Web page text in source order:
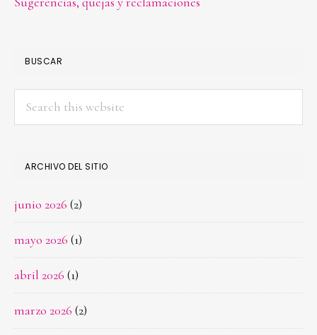
BUSCAR
ARCHIVO DEL SITIO
junio 2026 (2)
mayo 2026 (1)
abril 2026 (1)
marzo 2026 (2)